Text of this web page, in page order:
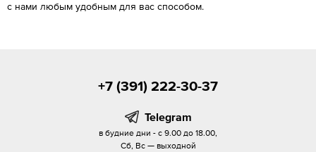
с нами любым удобным для вас способом.
+7 (391) 222-30-37
Telegram
в будние дни - с 9.00 до 18.00,
Сб, Вс — выходной